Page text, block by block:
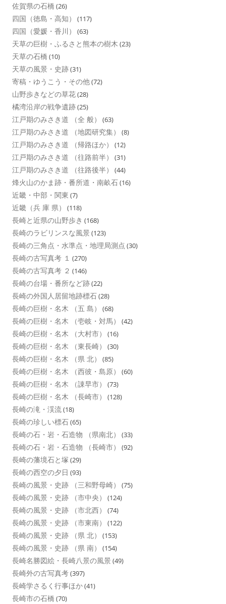
佐賀県の石橋 (26)
四国（徳島・高知） (117)
四国（愛媛・香川） (63)
天草の巨樹・ふるさと熊本の樹木 (23)
天草の石橋 (10)
天草の風景・史跡(31)
寄稿・ゆうこう・その他(72)
山野歩きなどの草花(28)
橘湾沿岸の戦争遺跡(25)
江戸期のみさき道 （全 般） (63)
江戸期のみさき道 （地図研究集） (8)
江戸期のみさき道 （帰路ほか） (12)
江戸期のみさき道 （往路前半） (31)
江戸期のみさき道 （往路後半） (44)
烽火山のかま跡・番所道・南畝石(16)
近畿・中部・関東 (7)
近畿（兵 庫 県） (118)
長崎と近県の山野歩き (168)
長崎のラビリンスな風景 (123)
長崎の三角点・水準点・地理局測点 (30)
長崎の古写真考 １ (270)
長崎の古写真考 ２ (146)
長崎の台場・番所など跡(22)
長崎の外国人居留地跡標石(28)
長崎の巨樹・名木 （五 島） (68)
長崎の巨樹・名木 （壱岐・対馬） (42)
長崎の巨樹・名木 （大村市） (16)
長崎の巨樹・名木 （東長崎） (30)
長崎の巨樹・名木 （県 北） (85)
長崎の巨樹・名木 （西彼・島原） (60)
長崎の巨樹・名木 （諌早市） (73)
長崎の巨樹・名木 （長崎市） (128)
長崎の滝・渓流(18)
長崎の珍しい標石(65)
長崎の石・岩・石造物 （県南北） (33)
長崎の石・岩・石造物 （長崎市） (92)
長崎の藩境石と塚 (29)
長崎の西空の夕日 (93)
長崎の風景・史跡 （三和野母崎） (75)
長崎の風景・史跡 （市中央） (124)
長崎の風景・史跡 （市北西） (74)
長崎の風景・史跡 （市東南） (122)
長崎の風景・史跡 （県 北） (153)
長崎の風景・史跡 （県 南） (154)
長崎名勝図絵・長崎八景の風景 (49)
長崎外の古写真考(397)
長崎学さるく行事ほか(41)
長崎市の石橋 (70)